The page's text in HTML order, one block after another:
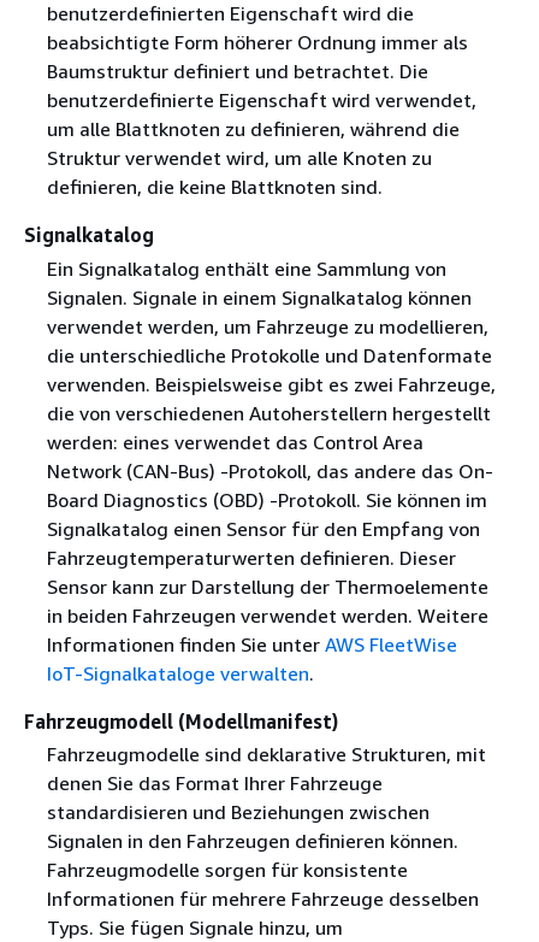
benutzerdefinierten Eigenschaft wird die
beabsichtigte Form höherer Ordnung immer als
Baumstruktur definiert und betrachtet. Die
benutzerdefinierte Eigenschaft wird verwendet,
um alle Blattknoten zu definieren, während die
Struktur verwendet wird, um alle Knoten zu
definieren, die keine Blattknoten sind.
Signalkatalog
Ein Signalkatalog enthält eine Sammlung von
Signalen. Signale in einem Signalkatalog können
verwendet werden, um Fahrzeuge zu modellieren,
die unterschiedliche Protokolle und Datenformate
verwenden. Beispielsweise gibt es zwei Fahrzeuge,
die von verschiedenen Autoherstellern hergestellt
werden: eines verwendet das Control Area
Network (CAN-Bus) -Protokoll, das andere das On-
Board Diagnostics (OBD) -Protokoll. Sie können im
Signalkatalog einen Sensor für den Empfang von
Fahrzeugtemperaturwerten definieren. Dieser
Sensor kann zur Darstellung der Thermoelemente
in beiden Fahrzeugen verwendet werden. Weitere
Informationen finden Sie unter AWS FleetWise
IoT-Signalkataloge verwalten.
Fahrzeugmodell (Modellmanifest)
Fahrzeugmodelle sind deklarative Strukturen, mit
denen Sie das Format Ihrer Fahrzeuge
standardisieren und Beziehungen zwischen
Signalen in den Fahrzeugen definieren können.
Fahrzeugmodelle sorgen für konsistente
Informationen für mehrere Fahrzeuge desselben
Typs. Sie fügen Signale hinzu, um